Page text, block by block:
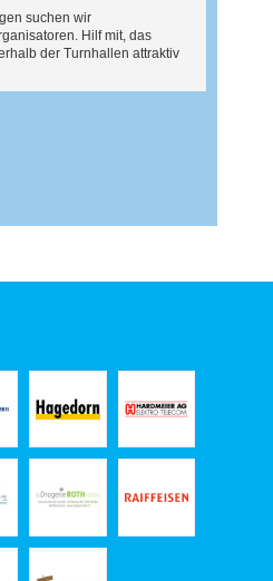
suchen wir
Hilf mit, das
der Turnhallen attraktiv